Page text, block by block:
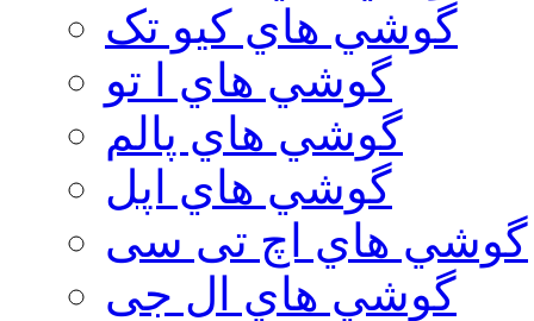
گوشي هاي کیو تک
گوشي هاي ا تو
گوشي هاي پالم
گوشي هاي اپل
گوشي هاي اچ تی سی
گوشي هاي ال جی